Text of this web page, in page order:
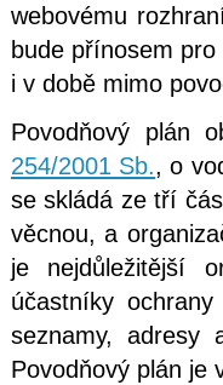
webovému
bude přínosem
i v době mimo
Povodňový plán
254/2001 Sb., o
se skládá ze tří
věcnou, a
je nejdůležitější
účastníky
seznamy, adresy
Povodňový plán je